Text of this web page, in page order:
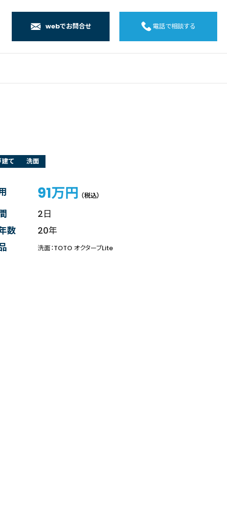
店
橋店
webでお問合せ 電話で相談する
て 洗面
91万円 （税込）
2日
数
20年
洗面：TOTO オクターブLite